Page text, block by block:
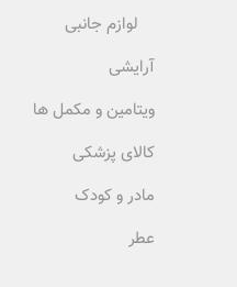
لوازم جانبی
آرایشی
ویتامین و مکمل ها
کالای پزشکی
مادر و کودک
عطر